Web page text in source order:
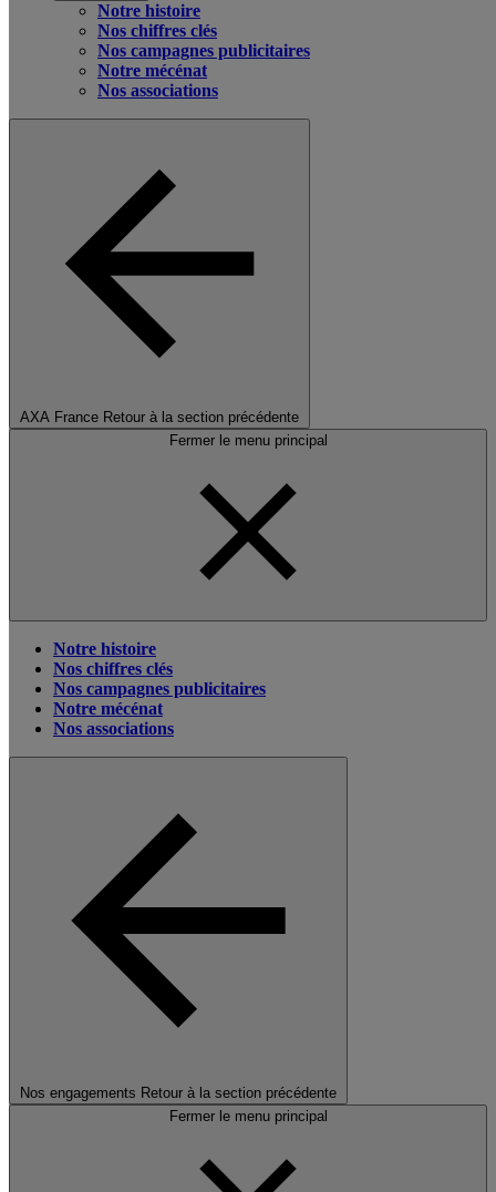
Notre histoire
Nos chiffres clés
Nos campagnes publicitaires
Notre mécénat
Nos associations
AXA France Retour à la section précédente
Fermer le menu principal
Notre histoire
Nos chiffres clés
Nos campagnes publicitaires
Notre mécénat
Nos associations
Nos engagements Retour à la section précédente
Fermer le menu principal